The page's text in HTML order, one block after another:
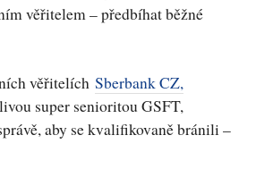
věřitelem – předbíhat běžné
věřitelíchSberbank CZ,
super senioritou GSFT,
aby se kvalifikovaně bránili –